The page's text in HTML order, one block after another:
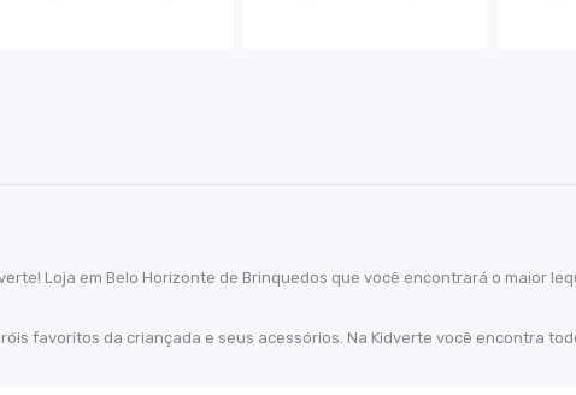
Loja em Belo Horizonte de Brinquedos que você encontrará o maior
favoritos da criançada e seus acessórios. Na Kidverte você encontra